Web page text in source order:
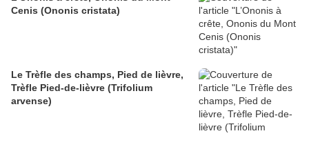
Cenis (Ononis cristata)
Le Trèfle des champs, Pied de lièvre,
Trèfle Pied-de-lièvre (Trifolium
arvense)